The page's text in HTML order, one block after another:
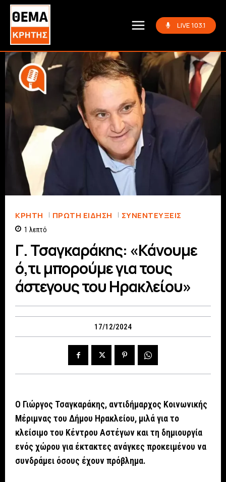
LIVE 103.1
ΚΡΗΤΗ ΠΡΏΤΗ ΕΊΔΗΣΗ ΣΥΝΕΝΤΕΎΞΕΙΣ
1 λεπτό
Γ. Τσαγκαράκης: «Κάνουμε
ό,τι μπορούμε για τους
άστεγους του Ηρακλείου»
17/12/2024
Ο Γιώργος Τσαγκαράκης, αντιδήμαρχος Κοινωνικής
Μέριμνας του Δήμου Ηρακλείου, μιλά για το
κλείσιμο του Κέντρου Αστέγων και τη δημιουργία
ενός χώρου για έκτακτες ανάγκες προκειμένου να
συνδράμει όσους έχουν πρόβλημα.